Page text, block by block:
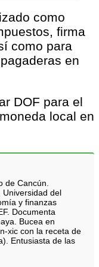
como
firma
como para
en
DOF para el
local en
de Cancún.
Universidad del
y finanzas
Documenta
Bucea en
xic con la receta de
Entusiasta de las